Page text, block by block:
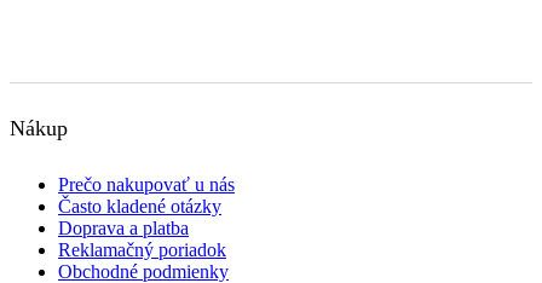
Nákup
Prečo nakupovať u nás
Často kladené otázky
Doprava a platba
Reklamačný poriadok
Obchodné podmienky